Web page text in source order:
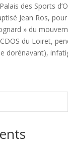
des Sports
Jean Ros,
» du
du Loiret,
dorénavant),